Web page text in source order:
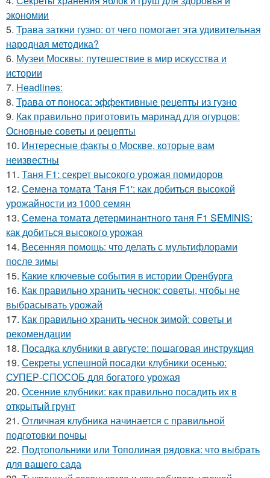
экономии
5. Трава заткни гузно: от чего помогает эта удивительная
народная методика?
6. Музеи Москвы: путешествие в мир искусства и
истории
7. Headlines:
8. Трава от поноса: эффективные рецепты из гузно
9. Как правильно приготовить маринад для огурцов:
Основные советы и рецепты
10. Интересные факты о Москве, которые вам
неизвестны
11. Таня F1: секрет высокого урожая помидоров
12. Семена томата 'Таня F1': как добиться высокой
урожайности из 1000 семян
13. Семена томата детерминантного таня F1 SEMINIS:
как добиться высокого урожая
14. Весенняя помощь: что делать с мультифлорами
после зимы
15. Какие ключевые события в истории Оренбурга
16. Как правильно хранить чеснок: советы, чтобы не
выбрасывать урожай
17. Как правильно хранить чеснок зимой: советы и
рекомендации
18. Посадка клубники в августе: пошаговая инструкция
19. Секреты успешной посадки клубники осенью:
СУПЕР-СПОСОБ для богатого урожая
20. Осенние клубники: как правильно посадить их в
открытый грунт
21. Отличная клубника начинается с правильной
подготовки почвы
22. Подтопольники или Тополиная рядовка: что выбрать
для вашего сада